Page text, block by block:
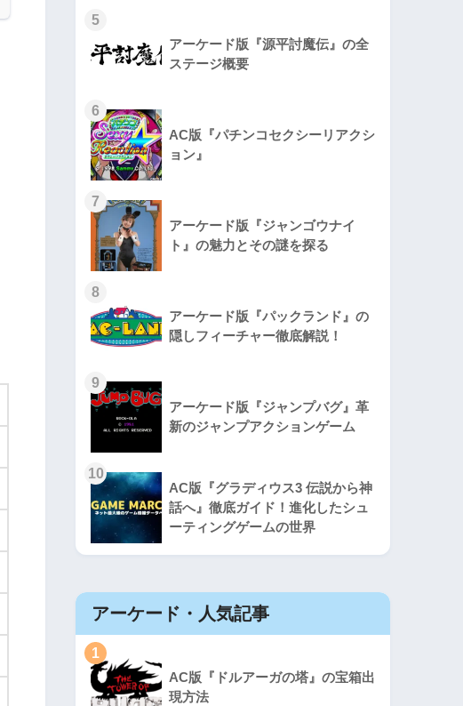
5
アーケード版『源平討魔伝』の全
ステージ概要
6
AC版『パチンコセクシーリアクシ
ョン』
7
アーケード版『ジャンゴウナイ
ト』の魅力とその謎を探る
8
アーケード版『パックランド』の
隠しフィーチャー徹底解説！
9
アーケード版『ジャンプバグ』革
新のジャンプアクションゲーム
10
AC版『グラディウス3 伝説から神
話へ』徹底ガイド！進化したシュ
ーティングゲームの世界
アーケード・人気記事
1
AC版『ドルアーガの塔』の宝箱出
現方法